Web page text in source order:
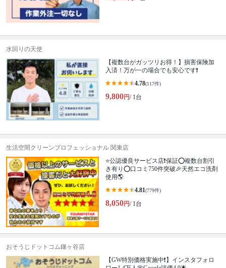
水回りの天使
【複数台がガッツリお得！】損害保険加
入済！万が一の場合でも安心です❗️
4.78(117件)
9,800円/ 1台
生活空間クリーンプロフェッショナル 関東店
⭐公認優良サービス店❗保証⭕️複数台割引
き有り⭕️口コミ750件突破🎉天然エコ洗剤
使用🌎
4.81(779件)
8,050円/ 1台
おそうじドットコム鎌ヶ谷店
【GW特別価格実施中❗️】インスタフォロ